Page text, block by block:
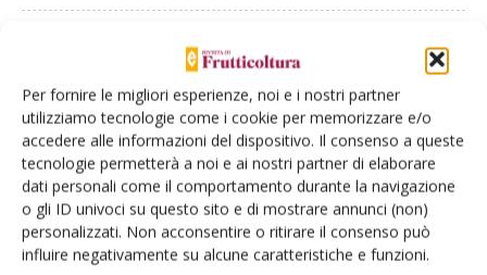
Per fornire le migliori esperienze, noi e i nostri partner
utilizziamo tecnologie come i cookie per memorizzare e/o
accedere alle informazioni del dispositivo. Il consenso a queste
tecnologie permetterà a noi e ai nostri partner di elaborare
dati personali come il comportamento durante la navigazione
o gli ID univoci su questo sito e di mostrare annunci (non)
personalizzati. Non acconsentire o ritirare il consenso può
influire negativamente su alcune caratteristiche e funzioni.
Mercati all’ingrosso strategici contro il
calo dei consumi di ortofrutta
Pesche e nettarine di Romagna Igp:
strategico il localismo